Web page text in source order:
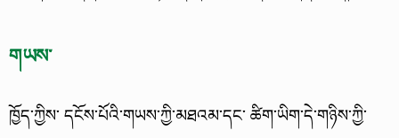
གཡས་
ཁྱོད་ཀྱིས་ དངོས་པོའི་གཡས་ཀྱི་མཐའམ་དང་ ཚིག་ཡིག་དེ་གཉིས་ཀྱི་